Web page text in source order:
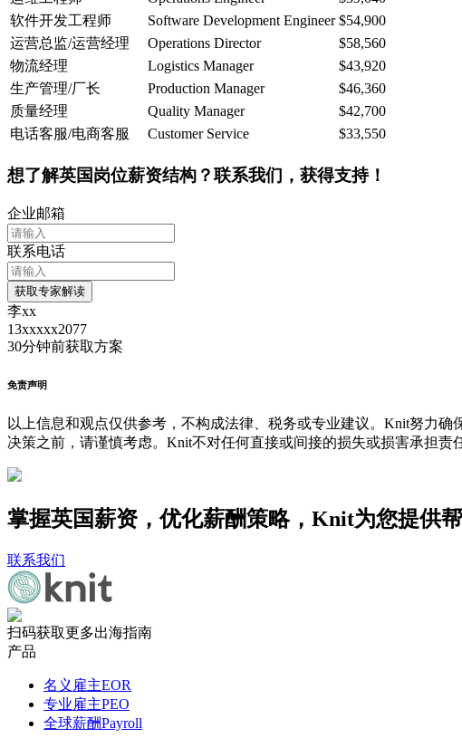
软件开发工程师
Software Development Engineer $54,900
运营总监/运营经理
Operations Director
$58,560
物流经理
Logistics Manager
$43,920
生产管理/厂长
Production Manager
$46,360
质量经理
Quality Manager
$42,700
电话客服/电商客服
Customer Service $33,550
想了解英国岗位薪资结构？联系我们，获得支持！
企业邮箱
联系电话
获取专家解读
李xx
13xxxxx2077
30分钟前获取方案
免责声明
以上信息和观点仅供参考，不构成法律、税务或专业建议。Knit努力
决策之前，请谨慎考虑。Knit不对任何直接或间接的损失或损害承担责
掌握英国薪资，优化薪酬策略，Knit为您提供帮
联系我们
扫码获取更多出海指南
产品
名义雇主EOR
专业雇主PEO
全球薪酬Payroll